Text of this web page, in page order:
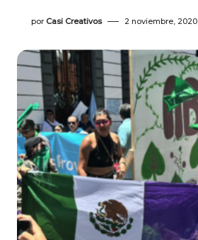
por Casi Creativos 2 noviembre, 2020